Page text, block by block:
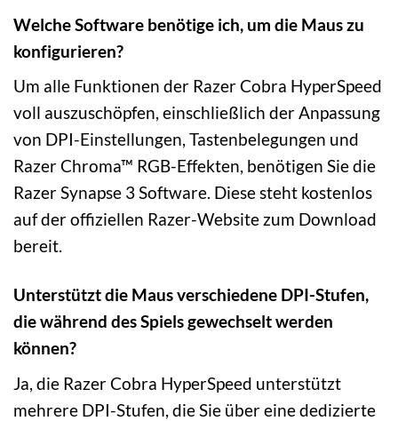
Welche Software benötige ich, um die Maus zu
konfigurieren?
Um alle Funktionen der Razer Cobra HyperSpeed
voll auszuschöpfen, einschließlich der Anpassung
von DPI-Einstellungen, Tastenbelegungen und
Razer Chroma™ RGB-Effekten, benötigen Sie die
Razer Synapse 3 Software. Diese steht kostenlos
auf der offiziellen Razer-Website zum Download
bereit.
Unterstützt die Maus verschiedene DPI-Stufen,
die während des Spiels gewechselt werden
können?
Ja, die Razer Cobra HyperSpeed unterstützt
mehrere DPI-Stufen, die Sie über eine dedizierte